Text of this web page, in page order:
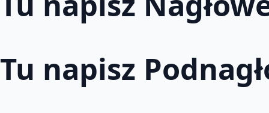
Tu napisz